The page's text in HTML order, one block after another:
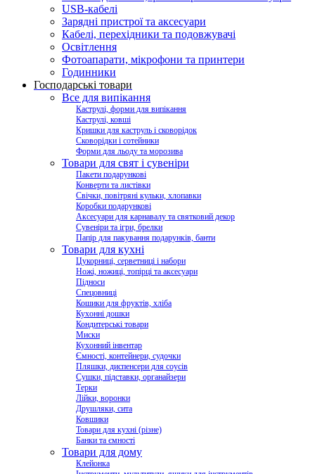
USB-кабелі
Зарядні пристрої та аксесуари
Кабелі, перехідники та подовжувачі
Освітлення
Фотоапарати, мікрофони та принтери
Годинники
Господарські товари
Все для випікання
Каструлі, форми для випікання
Каструлі, ковші
Кришки для каструль і сковорідок
Сковорідки і сотейники
Форми для льоду та морозива
Товари для свят і сувеніри
Пакети подарункові
Конверти та листівки
Свічки, повітряні кульки, хлопавки
Коробки подарункові
Аксесуари для карнавалу та святковий декор
Сувеніри та ігри, брелки
Папір для пакування подарунків, банти
Товари для кухні
Цукорниці, серветниці і набори
Ножі, ножиці, топірці та аксесуари
Підноси
Спецовниці
Кошики для фруктів, хліба
Кухонні дошки
Кондитерські товари
Миски
Кухонний інвентар
Ємності, контейнери, судочки
Пляшки, диспенсери для соусів
Сушки, підставки, органайзери
Терки
Лійки, воронки
Друшляки, сита
Ковшики
Товари для кухні (різне)
Банки та ємності
Товари для дому
Клейонка